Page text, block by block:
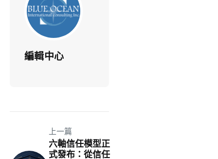
編輯中心
上一篇
六軸信任模型正
式發布：從信任